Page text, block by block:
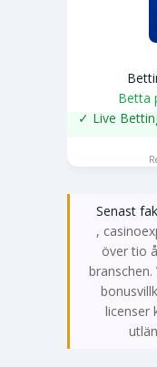
Betta
✓ Live
Senast
,
över tio
licenser